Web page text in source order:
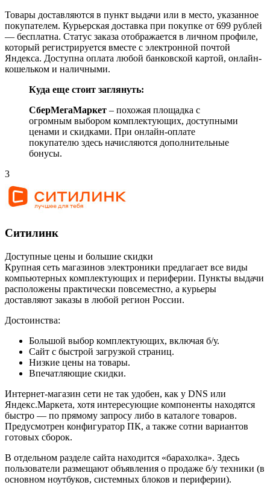
Товары доставляются в пункт выдачи или в место, указанное
покупателем. Курьерская доставка при покупке от 699 рублей
— бесплатна. Статус заказа отображается в личном профиле,
который регистрируется вместе с электронной почтой
Яндекса. Доступна оплата любой банковской картой, онлайн-
кошельком и наличными.
Куда еще стоит заглянуть:
СберМегаМаркет – похожая площадка с
огромным выбором комплектующих, доступными
ценами и скидками. При онлайн-оплате
покупателю здесь начисляются дополнительные
бонусы.
3
Ситилинк
Доступные цены и большие скидки
Крупная сеть магазинов электроники предлагает все виды
компьютерных комплектующих и периферии. Пункты выдачи
расположены практически повсеместно, а курьеры
доставляют заказы в любой регион России.
Достоинства:
Большой выбор комплектующих, включая б/у.
Сайт с быстрой загрузкой страниц.
Низкие цены на товары.
Впечатляющие скидки.
Интернет-магазин сети не так удобен, как у DNS или
Яндекс.Маркета, хотя интересующие компоненты находятся
быстро — по прямому запросу либо в каталоге товаров.
Предусмотрен конфигуратор ПК, а также сотни вариантов
готовых сборок.
В отдельном разделе сайта находится «барахолка». Здесь
пользователи размещают объявления о продаже б/у техники (в
основном ноутбуков, системных блоков и периферии).